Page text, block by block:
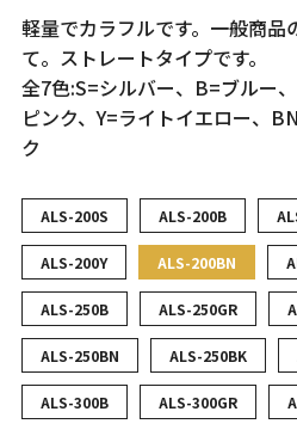
軽量でカラフルです。一般商品
て。ストレートタイプです。
全7色:S=シルバー、B=ブルー
ピンク、Y=ライトイエロー、
ク
ALS-200S ALS-200B
ALS-200Y ALS-200BN
ALS-250B ALS-250GR
ALS-250BN ALS-250BK
ALS-300B ALS-300GR